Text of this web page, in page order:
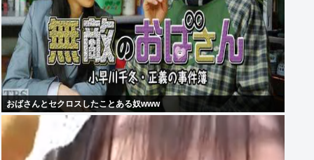
おばさんとセクロスしたことある奴www